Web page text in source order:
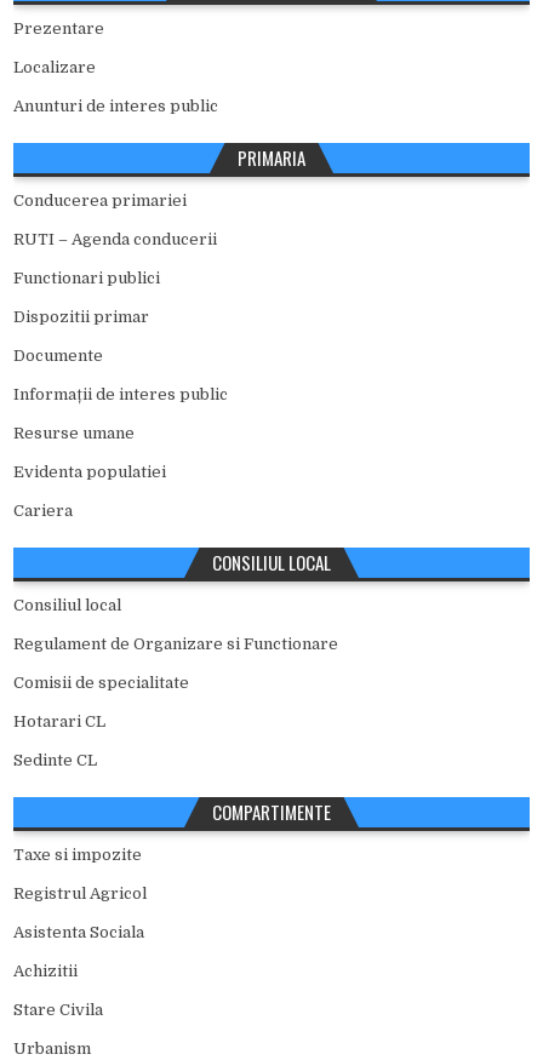
Prezentare
Localizare
Anunturi de interes public
PRIMARIA
Conducerea primariei
RUTI – Agenda conducerii
Functionari publici
Dispozitii primar
Documente
Informații de interes public
Resurse umane
Evidenta populatiei
Cariera
CONSILIUL LOCAL
Consiliul local
Regulament de Organizare si Functionare
Comisii de specialitate
Hotarari CL
Sedinte CL
COMPARTIMENTE
Taxe si impozite
Registrul Agricol
Asistenta Sociala
Achizitii
Stare Civila
Urbanism